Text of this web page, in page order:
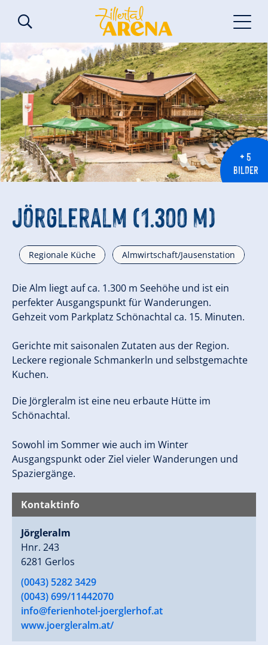
+ 5
BILDER
Jörgleralm (1.300 m)
Regionale Küche Almwirtschaft/Jausenstation
Die Alm liegt auf ca. 1.300 m Seehöhe und ist ein
perfekter Ausgangspunkt für Wanderungen.
Gehzeit vom Parkplatz Schönachtal ca. 15. Minuten.
Gerichte mit saisonalen Zutaten aus der Region.
Leckere regionale Schmankerln und selbstgemachte
Kuchen.
Die Jörgleralm ist eine neu erbaute Hütte im
Schönachtal.
Sowohl im Sommer wie auch im Winter
Ausgangspunkt oder Ziel vieler Wanderungen und
Spaziergänge.
Kontaktinfo
Jörgleralm
Hnr. 243
6281 Gerlos
(0043) 5282 3429
(0043) 699/11442070
info@ferienhotel-joerglerhof.at
www.joergleralm.at/